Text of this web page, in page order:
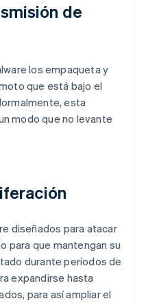
de
los empaqueta y
que está bajo el
esta
modo que no levante
diseñados para atacar
para que mantengan su
durante períodos de
expandirse hasta
para así ampliar el